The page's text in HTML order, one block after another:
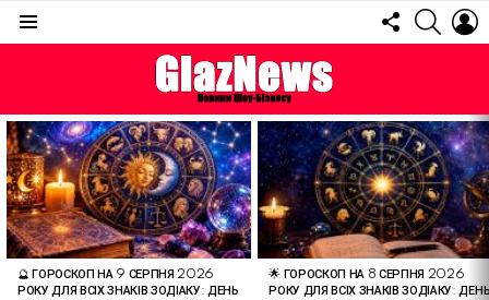
FOLLOW
US
ОСТАННІ
СТАТТІ
🔮 ГОРОСКОП НА 9 СЕРПНЯ 2026
РОКУ ДЛЯ ВСІХ ЗНАКІВ ЗОДІАКУ: ДЕНЬ
🌟 ГОРОСКОП НА 8 СЕРПНЯ 2026
РОКУ ДЛЯ ВСІХ ЗНАКІВ ЗОДІАКУ: